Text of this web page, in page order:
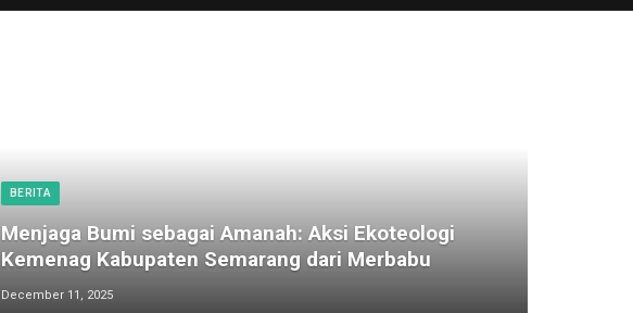
BERITA
Menjaga Bumi sebagai Amanah: Aksi Ekoteologi
Kemenag Kabupaten Semarang dari Merbabu
December 11, 2025